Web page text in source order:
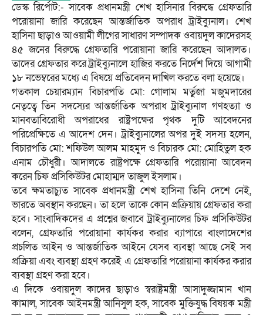
ডেস্ক রির্পোট:- সাবেক প্রধানমন্ত্রী শেখ হাসিনার বিরুদ্ধে গ্রেফতারি
পরোয়ানা জারি করেছেন আন্তর্জাতিক অপরাধ ট্রাইব্যুনাল। শেখ
হাসিনা ছাড়াও আওয়ামী লীগের সাধারণ সম্পাদক ওবায়দুল কাদেরসহ
৪৫ জনের বিরুদ্ধে গ্রেফতারি পরোয়ানা জারি করেছেন আদালত।
তাদের গ্রেফতার করে ট্রাইব্যুনালে হাজির করতে নির্দেশ দিয়ে আগামী
১৮ নভেম্বরের মধ্যে এ বিষয়ে প্রতিবেদন দাখিল করতে বলা হয়েছে।
গতকাল চেয়ারম্যান বিচারপতি মো: গোলাম মর্তুজা মজুমদারের
নেতৃত্বে তিন সদস্যের আন্তর্জাতিক অপরাধ ট্রাইব্যুনাল গণহত্যা ও
মানবতাবিরোধী অপরাধের রাষ্ট্রপক্ষের পৃথক দুটি আবেদনের
পরিপ্রেক্ষিতে এ আদেশ দেন। ট্রাইব্যুনালের অপর দুই সদস্য হলেন,
বিচারপতি মো: শফিউল আলম মাহমুদ ও বিচারক মো: মোহিতুল হক
এনাম চৌধুরী। আদালতে রাষ্ট্রপক্ষে গ্রেফতারি পরোয়ানা আবেদন
করেন চিফ প্রসিকিউটর মোহাম্মদ তাজুল ইসলাম।
তবে ক্ষমতাচ্যুত সাবেক প্রধানমন্ত্রী শেখ হাসিনা তিনি দেশে নেই,
ভারতে অবস্থান করছেন। তা হলে তাকে কোন প্রক্রিয়ায় গ্রেফতার করা
হবে। সাংবাদিকদের এ প্রশ্নের জবাবে ট্রাইব্যুনালের চিফ প্রসিকিউটর
বলেন, গ্রেফতারি পরোয়ানা কার্যকর করার ব্যাপারে বাংলাদেশের
প্রচলিত আইন ও আন্তর্জাতিক আইনে যেসব ব্যবস্থা আছে সেই সব
প্রক্রিয়া এবং ব্যবস্থা গ্রহণ করেই এ গ্রেফতারি পরোয়ানা কার্যকর করার
ব্যবস্থা গ্রহণ করা হবে।
এ দিকে ওবায়দুল কাদের ছাড়াও স্বরাষ্ট্রমন্ত্রী আসাদুজ্জামান খান
কামাল, সাবেক আইনমন্ত্রী আনিসুল হক, সাবেক মুক্তিযুদ্ধ বিষয়ক মন্ত্রী